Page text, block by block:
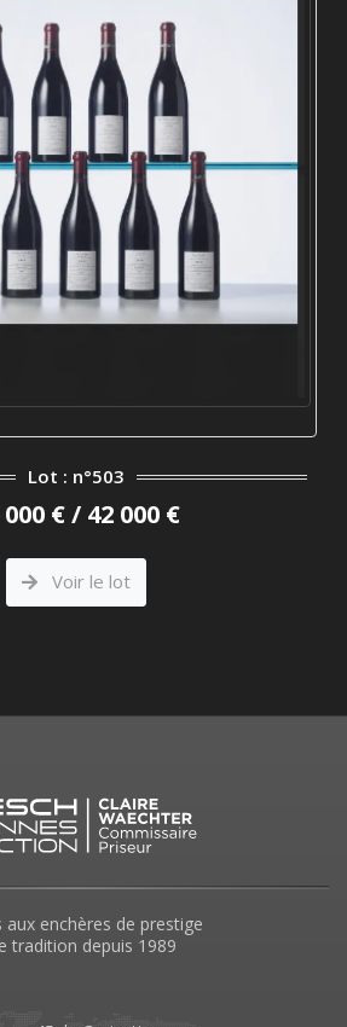
Lot : n°503
€ / 42 000 €
Voir le lot
aux enchères de prestige
tradition depuis 1989